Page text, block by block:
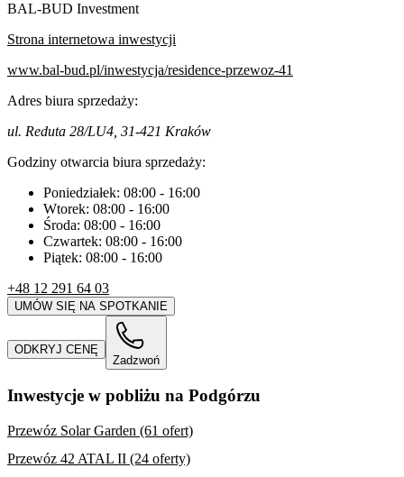
BAL-BUD Investment
Strona internetowa inwestycji
www.bal-bud.pl/inwestycja/residence-przewoz-41
Adres biura sprzedaży:
ul. Reduta 28/LU4, 31-421 Kraków
Godziny otwarcia biura sprzedaży:
Poniedziałek: 08:00 - 16:00
Wtorek: 08:00 - 16:00
Środa: 08:00 - 16:00
Czwartek: 08:00 - 16:00
Piątek: 08:00 - 16:00
+48 12 291 64 03
UMÓW SIĘ NA SPOTKANIE
ODKRYJ CENĘ
Zadzwoń
Inwestycje w pobliżu na Podgórzu
Przewóz Solar Garden (61 ofert)
Przewóz 42 ATAL II (24 oferty)